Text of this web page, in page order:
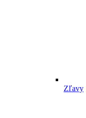
Zľavy